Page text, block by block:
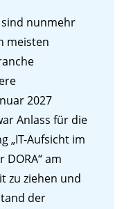
sind nunmehr
meisten
2027
Anlass für die
„IT-Aufsicht im
DORA“ am
zu ziehen und
der